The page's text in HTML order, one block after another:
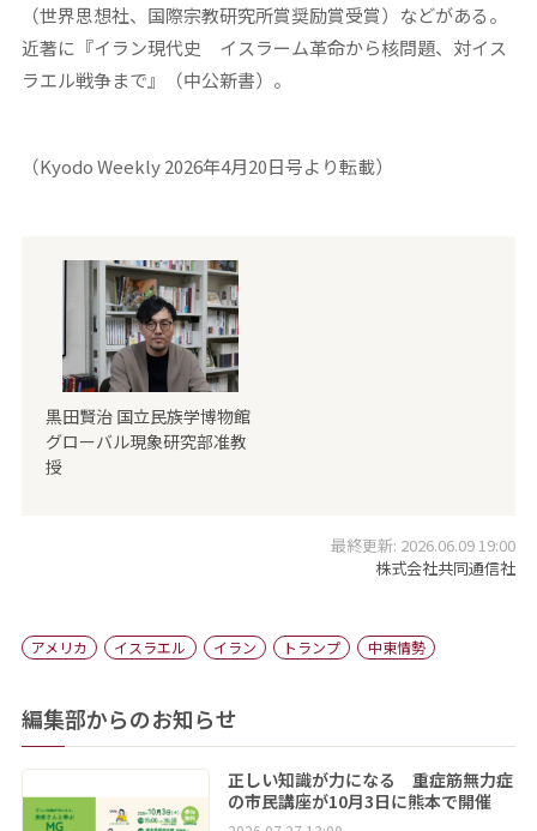
（世界思想社、国際宗教研究所賞奨励賞受賞）などがある。
近著に『イラン現代史 イスラーム革命から核問題、対イス
ラエル戦争まで』（中公新書）。
（Kyodo Weekly 2026年4月20日号より転載）
黒田賢治 国立民族学博物館
グローバル現象研究部准教
授
最終更新: 2026.06.09 19:00
株式会社共同通信社
アメリカ イスラエル イラン トランプ 中東情勢
編集部からのお知らせ
正しい知識が力になる 重症筋無力症
の市民講座が10月3日に熊本で開催